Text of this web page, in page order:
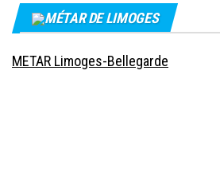
MÉTAR DE LIMOGES
METAR Limoges-Bellegarde